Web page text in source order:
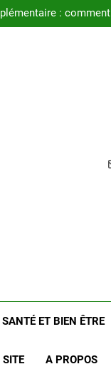
:
: quel est le coût
SANTÉ ET BIEN ÊTRE
A PROPOS